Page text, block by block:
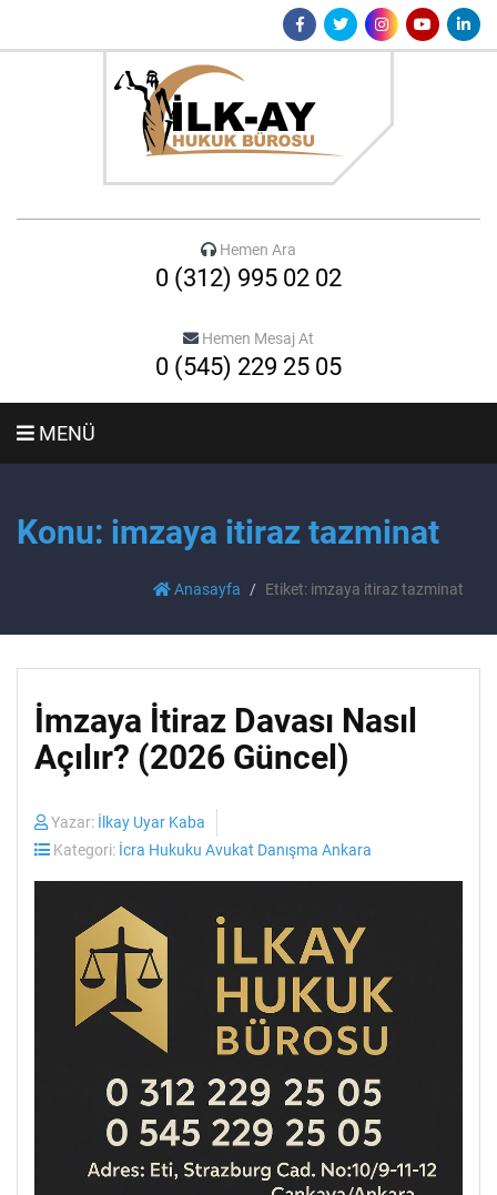
Hemen Ara
0 (312) 995 02 02
Hemen Mesaj At
0 (545) 229 25 05
MENÜ
Konu: imzaya itiraz tazminat
Anasayfa Etiket: imzaya itiraz tazminat
İmzaya İtiraz Davası Nasıl
Açılır? (2026 Güncel)
Yazar: İlkay Uyar Kaba
Kategori: İcra Hukuku Avukat Danışma Ankara